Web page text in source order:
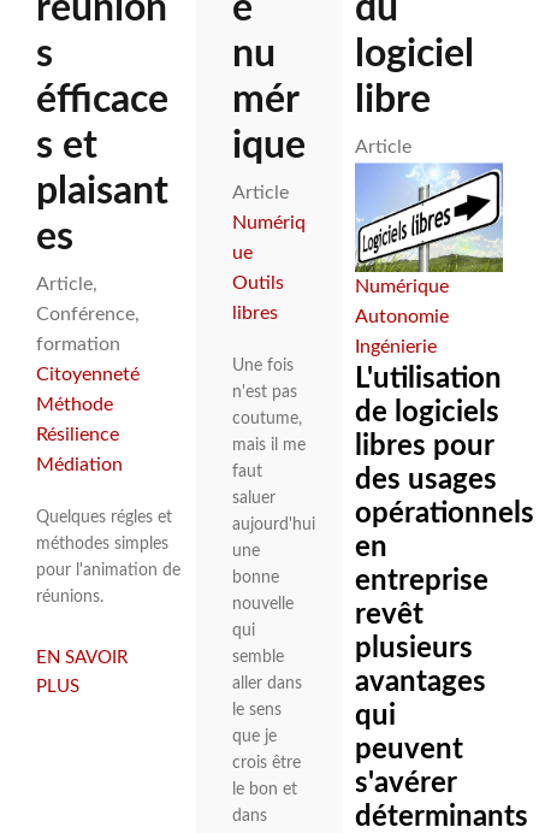
réunion
s
éfficace
s et
plaisant
es
Article
Conférence
formation
Citoyenneté
Méthode
Résilience
Médiation
Quelques régles et
méthodes simples
pour l'animation de
réunions.
EN SAVOIR
PLUS
e
nu
mér
ique
Article
Numériq
ue
Outils
libres
Une fois
n'est pas
coutume,
mais il me
faut
saluer
aujourd'hui
une
bonne
nouvelle
qui
semble
aller dans
le sens
que je
crois être
le bon et
dans
du
logiciel
libre
Article
Numérique
Autonomie
Ingénierie
L'utilisation
de logiciels
libres pour
des usages
opérationnels
en
entreprise
revêt
plusieurs
avantages
qui
peuvent
s'avérer
déterminants